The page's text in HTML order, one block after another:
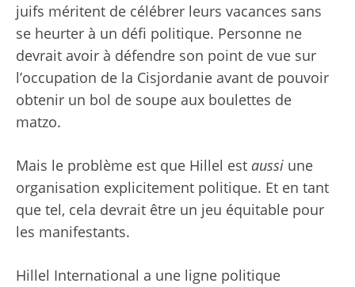
juifs méritent de célébrer leurs vacances sans
se heurter à un défi politique. Personne ne
devrait avoir à défendre son point de vue sur
l’occupation de la Cisjordanie avant de pouvoir
obtenir un bol de soupe aux boulettes de
matzo.
Mais le problème est que Hillel est aussi une
organisation explicitement politique. Et en tant
que tel, cela devrait être un jeu équitable pour
les manifestants.
Hillel International a une ligne politique